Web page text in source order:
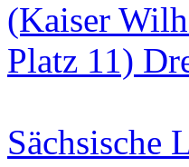
Sächsische